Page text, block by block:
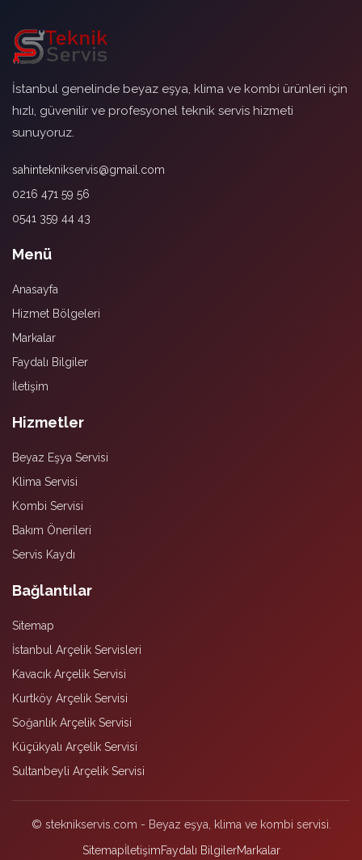
İstanbul genelinde beyaz eşya, klima ve kombi ürünleri için
hızlı, güvenilir ve profesyonel teknik servis hizmeti
sunuyoruz.
sahinteknikservis@gmail.com
0216 471 59 56
0541 359 44 43
Menü
Anasayfa
Hizmet Bölgeleri
Markalar
Faydalı Bilgiler
İletişim
Hizmetler
Beyaz Eşya Servisi
Klima Servisi
Kombi Servisi
Bakım Önerileri
Servis Kaydı
Bağlantılar
Sitemap
İstanbul Arçelik Servisleri
Kavacık Arçelik Servisi
Kurtköy Arçelik Servisi
Soğanlık Arçelik Servisi
Küçükyalı Arçelik Servisi
Sultanbeyli Arçelik Servisi
© steknikservis.com - Beyaz eşya, klima ve kombi servisi.
SitemapİletişimFaydalı BilgilerMarkalar